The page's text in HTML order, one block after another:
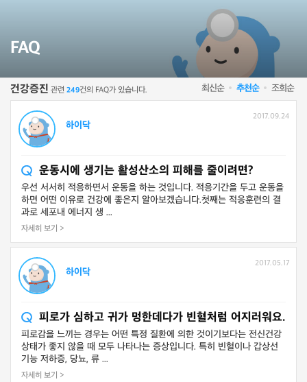
FAQ
건강증진 관련 249건의 FAQ가 있습니다. 최신순 추천순 조회순
하이닥
2017.09.24
운동시에 생기는 활성산소의 피해를 줄이려면?
우선 서서히 적응하면서 운동을 하는 것입니다. 적응기간을 두고 운동을
하면 어떤 이유로 건강에 좋은지 알아보겠습니다.첫째는 적응훈련의 결
과로 세포내 에너지 생 ...
자세히 보기 >
하이닥
2017.05.17
피로가 심하고 귀가 멍한데다가 빈혈처럼 어지러워요.
피로감을 느끼는 경우는 어떤 특정 질환에 의한 것이기보다는 전신건강
상태가 좋지 않을 때 모두 나타나는 증상입니다. 특히 빈혈이나 갑상선
기능 저하증, 당뇨, 류 ...
자세히 보기 >